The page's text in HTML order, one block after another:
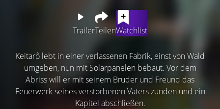
TrailerTeilenWatchlist
Keitarô lebt in einer verlassenen Fabrik, einst von Wald
umgeben, nun mit Solarpanelen bebaut. Vor dem
Abriss will er mit seinem Bruder und Freund das
Feuerwerk seines verstorbenen Vaters zünden und ein
Kapitel abschließen.